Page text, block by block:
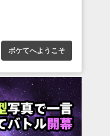
ボケてへようこそ